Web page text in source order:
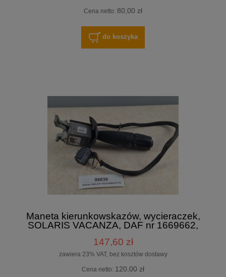
Cena netto: 80,00 zł
do koszyka
Maneta kierunkowskazów, wycieraczek,
SOLARIS VACANZA, DAF nr 1669662,
147,60 zł
zawiera 23% VAT, bez kosztów dostawy
Cena netto: 120,00 zł